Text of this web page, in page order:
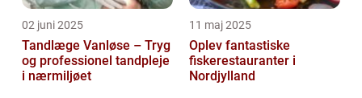
02 juni 2025
Tandlæge Vanløse – Tryg
og professionel tandpleje
i nærmiljøet
11 maj 2025
Oplev fantastiske
fiskerestauranter i
Nordjylland